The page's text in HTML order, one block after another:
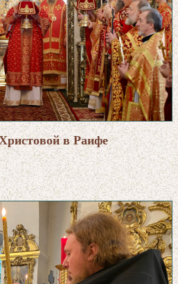
в Раифе